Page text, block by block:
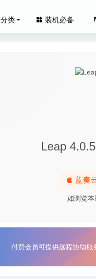
分类 装机必备
Leap
蓝奏
如浏览本
付费会员可提供远程协助服
Instruments Reaktor
PRO 2.3.1 中文版 –
Desktop Manager